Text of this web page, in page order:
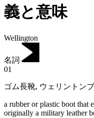
義と意味
Wellington
名詞
01
ゴム長靴, ウェリントン
a rubber or plastic boot that
originally a military leather